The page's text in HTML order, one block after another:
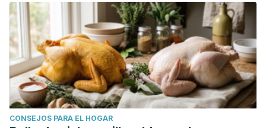
CONSEJOS PARA EL HOGAR